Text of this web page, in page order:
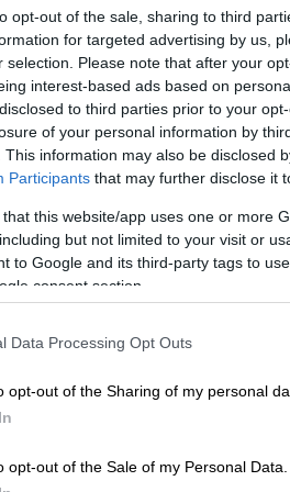
opt-out of the sale, sharing to third
for targeted advertising by us,
selection. Please note that after your
interest-based ads based on
to third parties prior to your
of your personal information by
This information may also be disclosed
Participants that may further disclose it
that this website/app uses one or more
but not limited to your visit or
to Google and its third-party tags to
consent section.
Data Processing Opt Outs
opt-out of the Sharing of my personal
opt-out of the Sale of my Personal Data.
ανακοίνωσε την Πέμπτη
όλες τις
με χιλιάδες αγωγές για
εβδομάδα ότι
στις Ηνωμένες Πολιτείες
με το ΑΠΕ.